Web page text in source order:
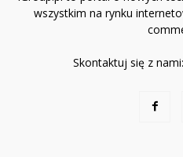
wszystkim na rynku
Skontaktuj się z nami: